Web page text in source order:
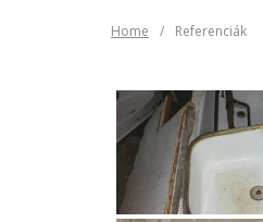
Home / Referenciák